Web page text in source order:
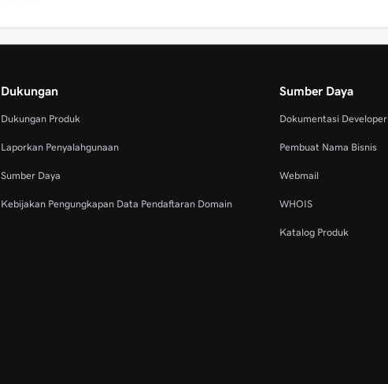
Dukungan
Dukungan Produk
Laporkan Penyalahgunaan
Sumber Daya
Kebijakan Pengungkapan Data Pendaftaran Domain
Sumber Daya
Dokumentasi Developer
Pembuat Nama Bisnis
Webmail
WHOIS
Katalog Produk